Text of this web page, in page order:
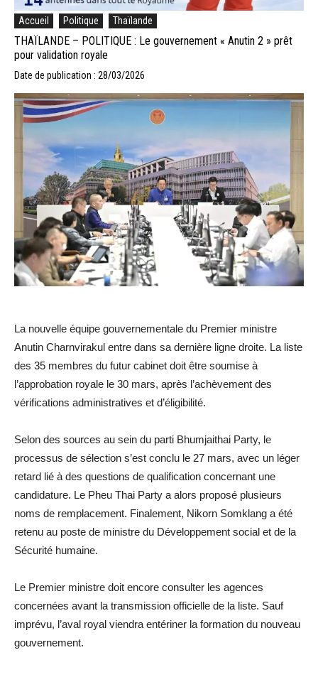
Accueil Politique Thaïlande
THAÏLANDE – POLITIQUE : Le gouvernement « Anutin 2 » prêt
pour validation royale
Date de publication : 28/03/2026
La nouvelle équipe gouvernementale du Premier ministre
Anutin Charnvirakul entre dans sa dernière ligne droite. La liste
des 35 membres du futur cabinet doit être soumise à
l’approbation royale le 30 mars, après l’achèvement des
vérifications administratives et d’éligibilité.
Selon des sources au sein du parti Bhumjaithai Party, le
processus de sélection s’est conclu le 27 mars, avec un léger
retard lié à des questions de qualification concernant une
candidature. Le Pheu Thai Party a alors proposé plusieurs
noms de remplacement. Finalement, Nikorn Somklang a été
retenu au poste de ministre du Développement social et de la
Sécurité humaine.
Le Premier ministre doit encore consulter les agences
concernées avant la transmission officielle de la liste. Sauf
imprévu, l’aval royal viendra entériner la formation du nouveau
gouvernement.